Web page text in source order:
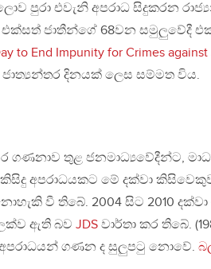
පුරා එවැනි අපරාධ සිදුකරන
එක්සත් ජාතීන්ගේ 68වන සමුලුවේදී
to End Impunity for Crimes
ජාත්‍යන්තර දිනයක් ලෙස සම්මත විය.
ගණනාව තුළ ජනමාධ්‍යවේදීන්ට,
අපරාධයකට මේ දක්වා
වී තිබේ. 2004 සිට 2010 දක්වා
ඇති බව JDS වාර්තා කර තිබේ.
ගණන ද සුලුපටු නොවේ.